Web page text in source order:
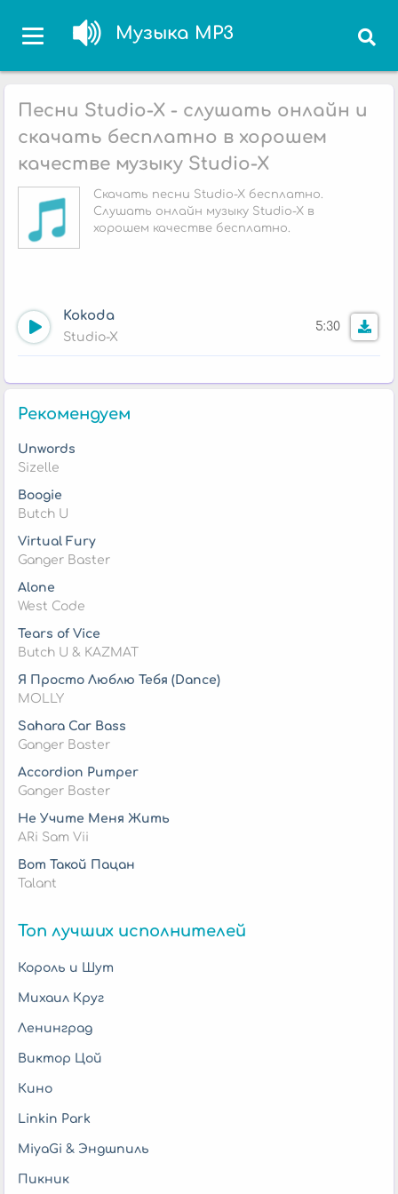
Музыка MP3
Песни Studio-X - слушать онлайн и
скачать бесплатно в хорошем
качестве музыку Studio-X
Скачать песни Studio-X бесплатно.
Слушать онлайн музыку Studio-X в
хорошем качестве бесплатно.
Kokoda
Studio-X
5:30
Рекомендуем
Unwords
Sizelle
Boogie
Butch U
Virtual Fury
Ganger Baster
Alone
West Code
Tears of Vice
Butch U & KAZMAT
Я Просто Люблю Тебя (Dance)
MOLLY
Sahara Car Bass
Ganger Baster
Accordion Pumper
Ganger Baster
Не Учите Меня Жить
ARi Sam Vii
Вот Такой Пацан
Talant
Топ лучших исполнителей
Король и Шут
Михаил Круг
Ленинград
Виктор Цой
Кино
Linkin Park
MiyaGi & Эндшпиль
Пикник